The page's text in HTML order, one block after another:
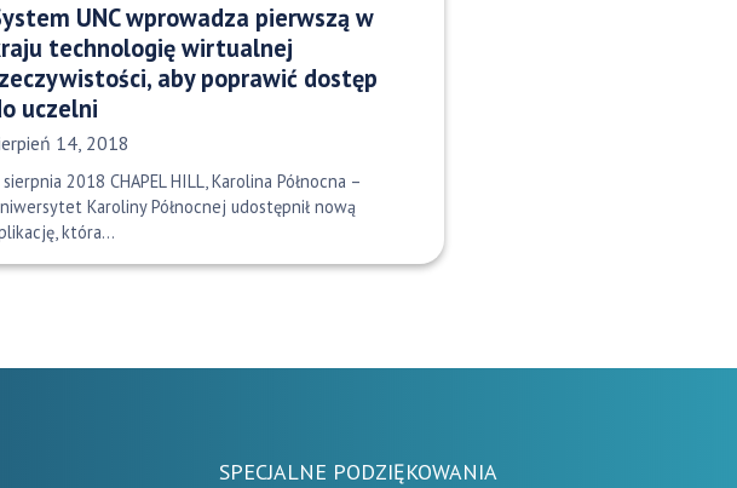
UNC wprowadza pierwszą w
technologię wirtualnej
aby poprawić dostęp
uczelni
opublikowania:
14, 2018
2018 CHAPEL HILL, Karolina Północna –
Karoliny Północnej udostępnił nową
która…
SPECJALNE PODZIĘKOWANIA